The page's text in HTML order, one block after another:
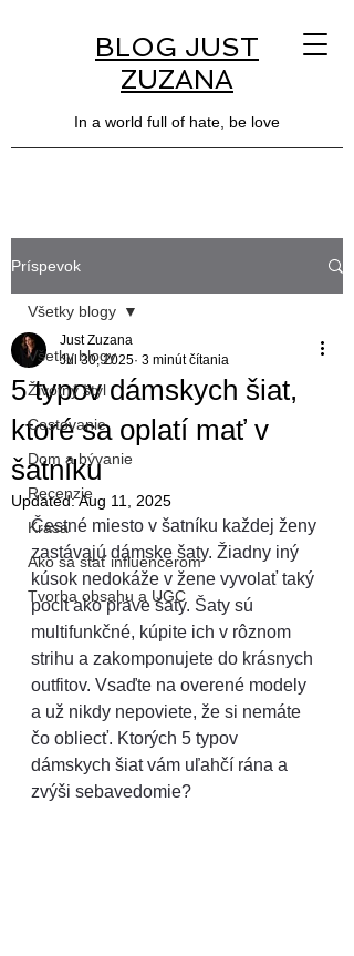
BLOG JUST
ZUZANA
In a world full of hate, be love
Príspevok
Všetky blogy
Životný štýl
Cestovanie
Dom a bývanie
Recenzie
Krása
Ako sa stať influencerom
Tvorba obsahu a UGC
Všetky blogy
5 typov dámskych šiat,
ktoré sa oplatí mať v
šatníku
Just Zuzana
Jul 30, 2025 3 minút čítania
Updated:Aug 11, 2025
Čestné miesto v šatníku každej ženy
zastávajú dámske šaty. Žiadny iný
kúsok nedokáže v žene vyvolať taký
pocit ako práve šaty. Šaty sú
multifunkčné, kúpite ich v rôznom
strihu a zakomponujete do krásnych
outfitov. Vsaďte na overené modely
a už nikdy nepoviete, že si nemáte
čo obliecť. Ktorých 5 typov
dámskych šiat vám uľahčí rána a
zvýši sebavedomie?